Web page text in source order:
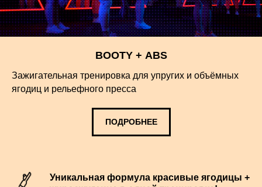
BOOTY + ABS
Зажигательная тренировка для упругих и объёмных
ягодиц и рельефного пресса
ПОДРОБНЕЕ
Уникальная формула красивые ягодицы +